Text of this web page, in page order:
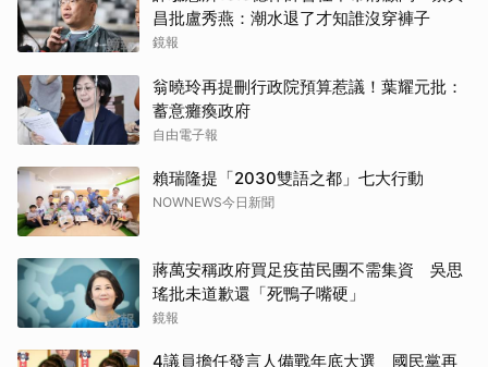
昌批盧秀燕：潮水退了才知誰沒穿褲子
鏡報
翁曉玲再提刪行政院預算惹議！葉耀元批：
蓄意癱瘓政府
自由電子報
賴瑞隆提「2030雙語之都」七大行動
NOWNEWS今日新聞
蔣萬安稱政府買足疫苗民團不需集資 吳思
瑤批未道歉還「死鴨子嘴硬」
鏡報
4議員擔任發言人備戰年底大選 國民黨再